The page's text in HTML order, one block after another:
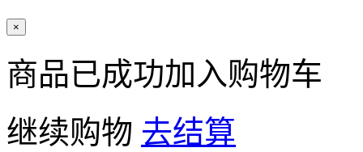
×
商品已成功加入购物车
继续购物 去结算